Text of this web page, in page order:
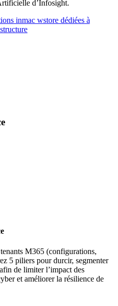
d’Infosight.
inmac wstore dédiées à
M365 (configurations,
5 piliers pour durcir, segmenter
de limiter l’impact des
et améliorer la résilience de